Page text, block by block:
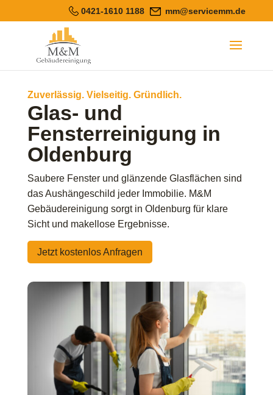
0421-1610 1188 mm@servicemm.de
Zuverlässig. Vielseitig. Gründlich.
Glas- und
Fensterreinigung in
Oldenburg
Saubere Fenster und glänzende Glasflächen sind
das Aushängeschild jeder Immobilie. M&M
Gebäudereinigung sorgt in Oldenburg für klare
Sicht und makellose Ergebnisse.
Jetzt kostenlos Anfragen